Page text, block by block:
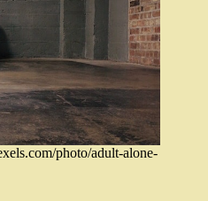
photo/adult-alone-